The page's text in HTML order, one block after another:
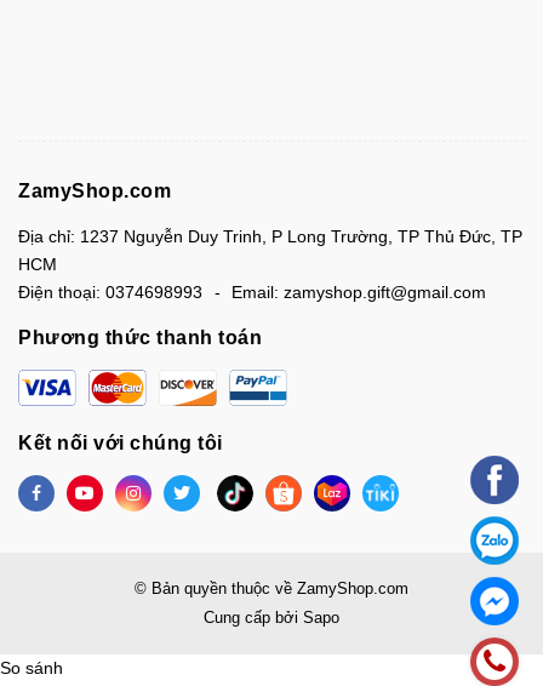
ZamyShop.com
Địa chỉ: 1237 Nguyễn Duy Trinh, P Long Trường, TP Thủ Đức, TP
HCM
Điện thoại: 0374698993 Email: zamyshop.gift@gmail.com
Phương thức thanh toán
Kết nối với chúng tôi
© Bản quyền thuộc về ZamyShop.com
Cung cấp bởi Sapo
So sánh